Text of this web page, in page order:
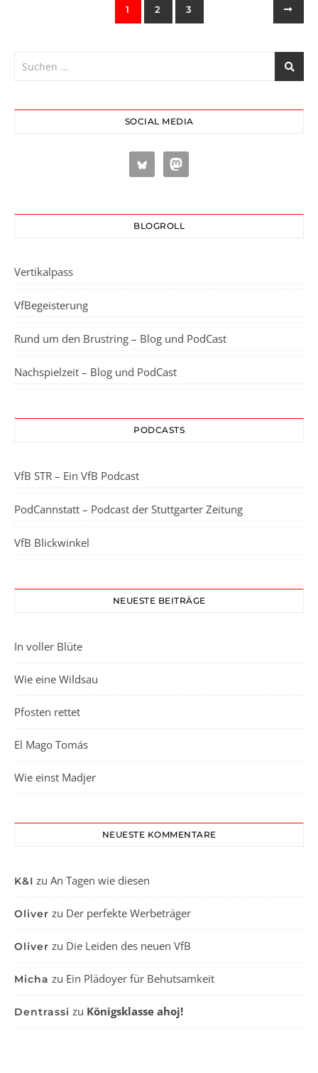
1 2 3
SOCIAL MEDIA
BLOGROLL
Vertikalpass
VfBegeisterung
Rund um den Brustring – Blog und PodCast
Nachspielzeit – Blog und PodCast
PODCASTS
VfB STR – Ein VfB Podcast
PodCannstatt – Podcast der Stuttgarter Zeitung
VfB Blickwinkel
NEUESTE BEITRÄGE
In voller Blüte
Wie eine Wildsau
Pfosten rettet
El Mago Tomás
Wie einst Madjer
NEUESTE KOMMENTARE
K&I zu An Tagen wie diesen
Oliver zu Der perfekte Werbeträger
Oliver zu Die Leiden des neuen VfB
Micha zu Ein Plädoyer für Behutsamkeit
Dentrassi zu Königsklasse ahoj!